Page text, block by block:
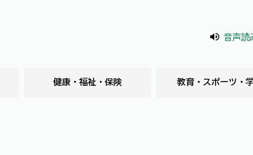
音声読
健康・福祉・保険 教育・スポーツ・